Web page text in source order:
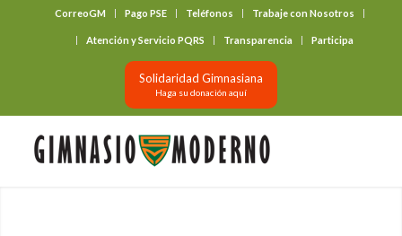
CorreoGM Pago PSE Teléfonos Trabaje con Nosotros
Atención y Servicio PQRS Transparencia Participa
Solidaridad Gimnasiana
Haga su donación aquí